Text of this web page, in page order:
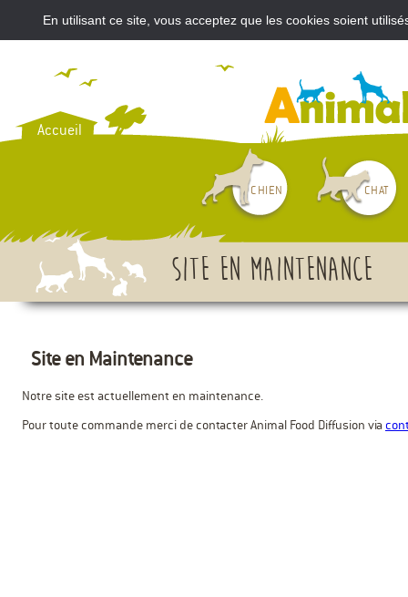
Accueil
CHIEN CHAT
Site en maintenance
Site en Maintenance
Notre site est actuellement en maintenance.
Pour toute commande merci de contacter Animal Food Diffusion via
VOUS AVEZ ACHETÉ UN
En utilisant ce site, vous acceptez que les cookies soient